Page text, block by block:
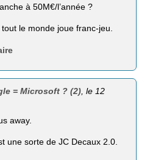
à 50M€/l’année ?
le monde joue franc-jeu.
= Microsoft ? (2) , le 12
away.
une sorte de JC Decaux 2.0.